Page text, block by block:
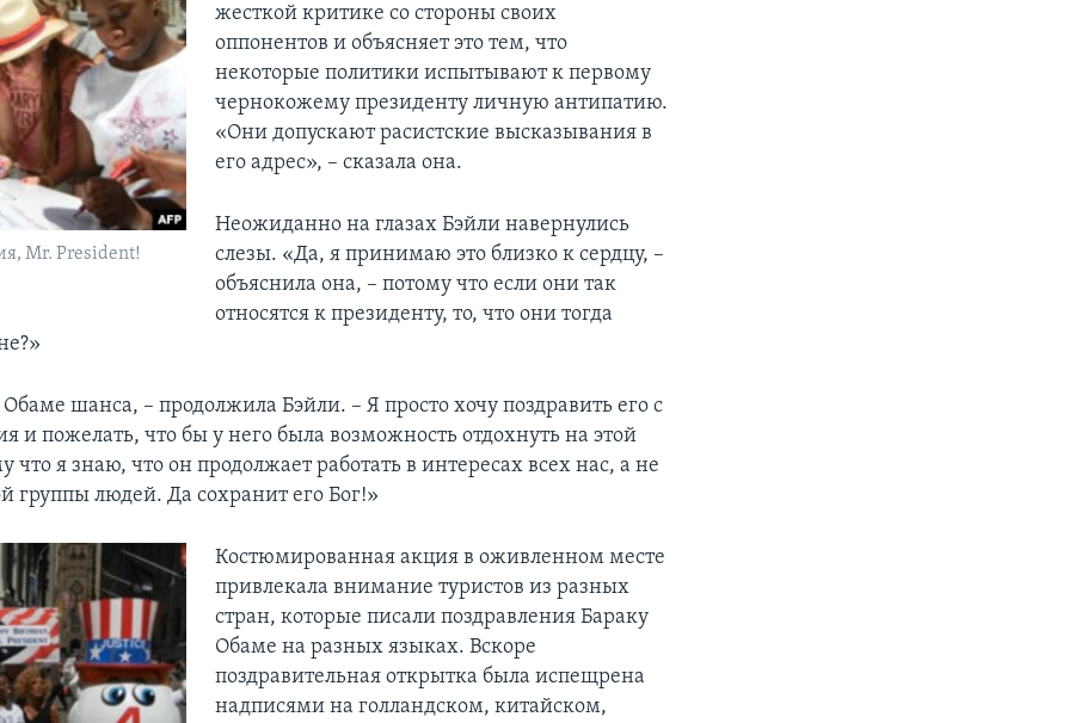
Mr. President!
жесткой критике со стороны своих
оппонентов и объясняет это тем, что
некоторые политики испытывают к первому
чернокожему президенту личную антипатию.
«Они допускают расистские высказывания в
его адрес», – сказала она.
Неожиданно на глазах Бэйли навернулись
слезы. «Да, я принимаю это близко к сердцу, –
объяснила она, – потому что если они так
относятся к президенту, то, что они тогда
шанса, – продолжила Бэйли. – Я просто хочу поздравить его с
и пожелать, что бы у него была возможность отдохнуть на этой
что я знаю, что он продолжает работать в интересах всех нас, а не
группы людей. Да сохранит его Бог!»
Костюмированная акция в оживленном месте
привлекала внимание туристов из разных
стран, которые писали поздравления Бараку
Обаме на разных языках. Вскоре
поздравительная открытка была испещрена
надписями на голландском, китайском,